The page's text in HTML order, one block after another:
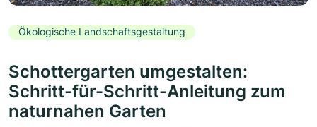
Ökologische Landschaftsgestaltung
Schottergarten umgestalten:
Schritt-für-Schritt-Anleitung zum
naturnahen Garten